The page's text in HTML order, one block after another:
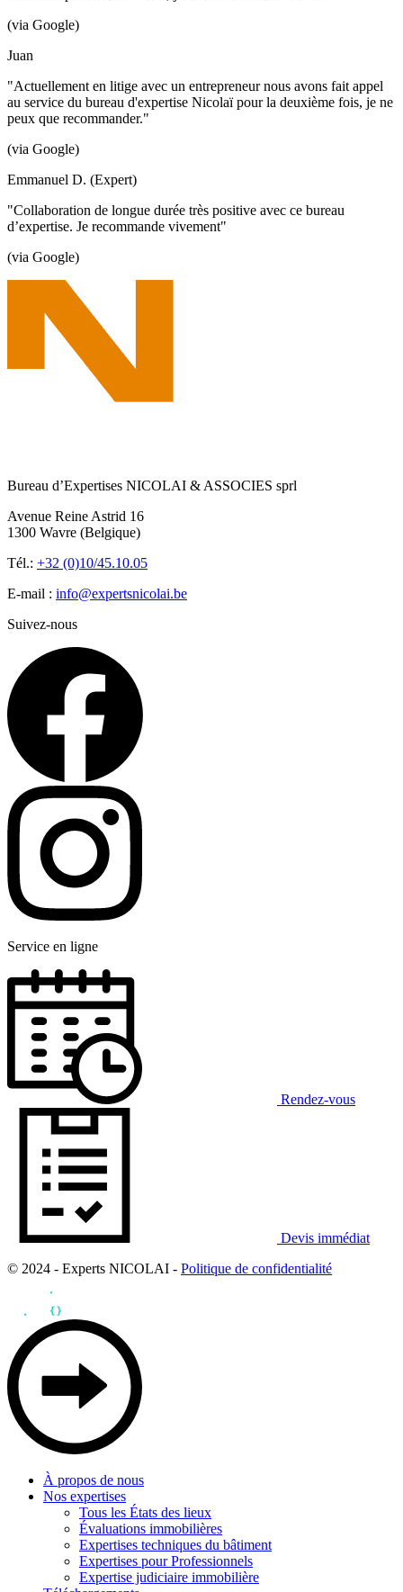
(via Google)
Juan
"Actuellement en litige avec un entrepreneur nous avons fait appel
au service du bureau d'expertise Nicolaï pour la deuxième fois, je ne
peux que recommander."
(via Google)
Emmanuel D. (Expert)
"Collaboration de longue durée très positive avec ce bureau
d’expertise. Je recommande vivement"
(via Google)
Bureau d’Expertises NICOLAI & ASSOCIES sprl
Avenue Reine Astrid 16
1300 Wavre (Belgique)
Tél.: +32 (0)10/45.10.05
E-mail : info@expertsnicolai.be
Suivez-nous
Service en ligne
Rendez-vous
Devis immédiat
© 2024 - Experts NICOLAI - Politique de confidentialité
À propos de nous
Nos expertises
Tous les États des lieux
Évaluations immobilières
Expertises techniques du bâtiment
Expertises pour Professionnels
Expertise judiciaire immobilière